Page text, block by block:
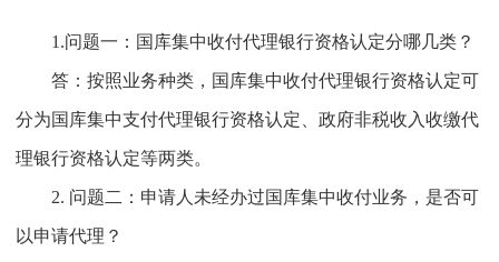
1.问题一：国库集中收付代理银行资格认定分哪几类？
答：按照业务种类，国库集中收付代理银行资格认定可
分为国库集中支付代理银行资格认定、政府非税收入收缴代
理银行资格认定等两类。
2. 问题二：申请人未经办过国库集中收付业务，是否可
以申请代理？